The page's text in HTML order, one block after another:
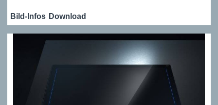
Bild-Infos Download